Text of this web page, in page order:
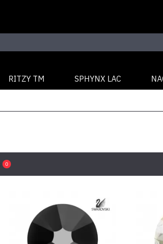
RITZY TM SPHYNX LAC
0